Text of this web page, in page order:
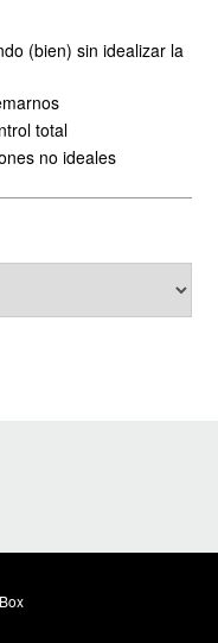
(bien) sin idealizar la
total
no ideales